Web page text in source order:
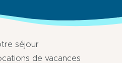
séjour
de vacances